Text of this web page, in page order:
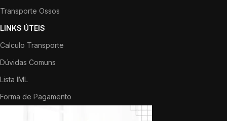
Transporte Ossos
LINKS ÚTEIS
Calculo Transporte
Dúvidas Comuns
Lista IML
Forma de Pagamento